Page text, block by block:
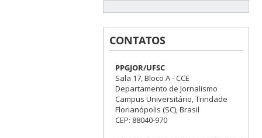
CONTATOS
PPGJOR/UFSC
Sala 17, Bloco A - CCE
Departamento de Jornalismo
Campus Universitário, Trindade
Florianópolis (SC), Brasil
CEP: 88040-970